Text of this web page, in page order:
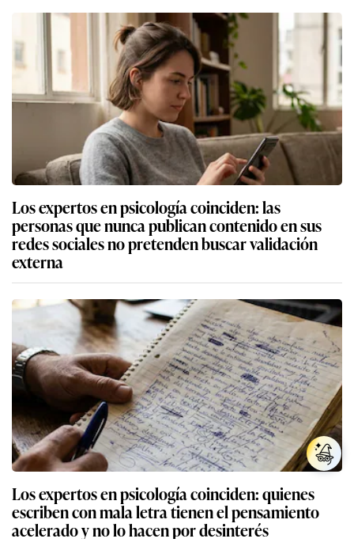
Los expertos en psicología coinciden: las
personas que nunca publican contenido en sus
redes sociales no pretenden buscar validación
externa
Los expertos en psicología coinciden: quienes
escriben con mala letra tienen el pensamiento
acelerado y no lo hacen por desinterés